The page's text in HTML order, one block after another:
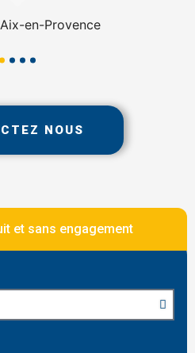
en-Provence
NOUS
et sans engagement